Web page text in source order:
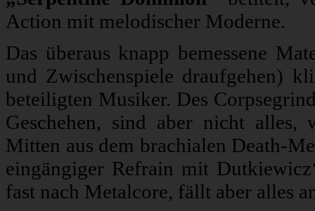
Action mit melodischer Moderne.
Das überaus knapp bemessene
und Zwischenspiele draufgehen)
beteiligten Musiker. Des
Geschehen, sind aber nicht alles,
Mitten aus dem brachialen Death-
eingängiger Refrain mit
fast nach Metalcore, fällt aber alles